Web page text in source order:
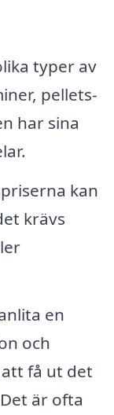
typer av
pellets-
har sina
kan
krävs
en
och
få ut det
är ofta